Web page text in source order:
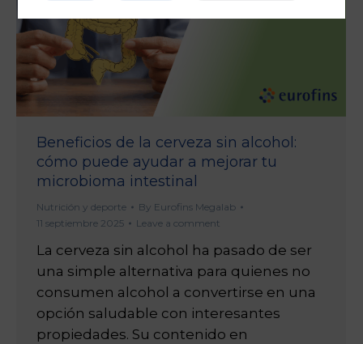
Beneficios de la cerveza sin alcohol:
cómo puede ayudar a mejorar tu
microbioma intestinal
Nutrición y deporte By Eurofins Megalab
11 septiembre 2025
Leave a comment
La cerveza sin alcohol ha pasado de ser
una simple alternativa para quienes no
consumen alcohol a convertirse en una
opción saludable con interesantes
propiedades. Su contenido en